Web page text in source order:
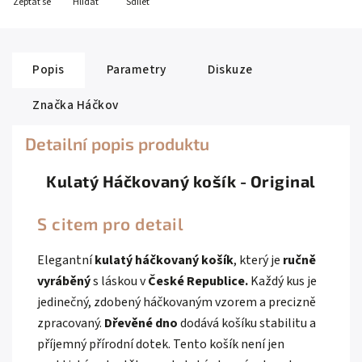
Popis Parametry
Diskuze
Značka Háčkov
Detailní popis produktu
Kulatý Háčkovaný košík - Original
S citem pro detail
Elegantníkulatý háčkovaný košík, který je ručně
vyráběnýs láskou vČeské Republice.Každý kus je
jedinečný, zdobený háčkovaným vzorem a precizně
zpracovaný. Dřevěné dnododává košíku stabilitu a
příjemný přírodní dotek. Tento košík není jen